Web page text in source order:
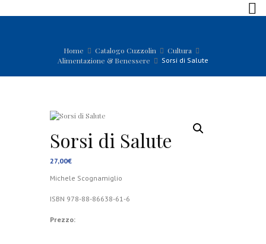
Home Catalogo Cuzzolin
Cultura
Alimentazione & Benessere
Sorsi di Salute
Sorsi di Salute
27,00€
Michele Scognamiglio
ISBN 978-88-86638-61-6
Prezzo: